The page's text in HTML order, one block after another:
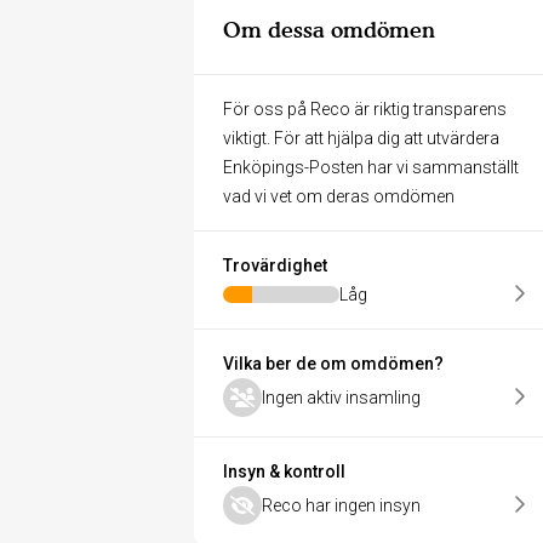
Om dessa omdömen
För oss på Reco är riktig transparens
viktigt. För att hjälpa dig att utvärdera
Enköpings-Posten har vi sammanställt
vad vi vet om deras omdömen
Trovärdighet
Låg
Vilka ber de om omdömen?
Ingen aktiv insamling
Insyn & kontroll
Reco har ingen insyn